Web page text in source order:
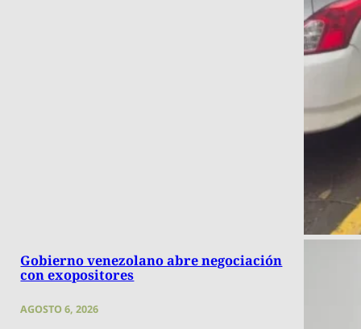
Gobierno venezolano abre negociación
con exopositores
AGOSTO 6, 2026